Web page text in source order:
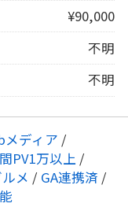
¥90,000
不明
不明
メディア /
PV1万以上 /
メ / GA連携済 /